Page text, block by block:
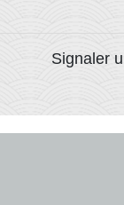
Signaler